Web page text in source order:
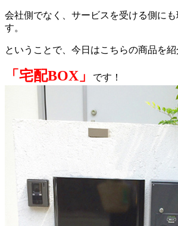
会社側でなく、サービスを受ける側に
す。
ということで、今日はこちらの商品を紹
「宅配BOX」 です！